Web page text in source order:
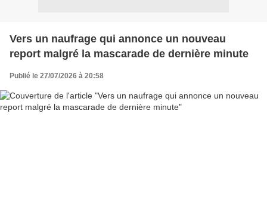
Vers un naufrage qui annonce un nouveau
report malgré la mascarade de dernière minute
Publié le 27/07/2026 à 20:58